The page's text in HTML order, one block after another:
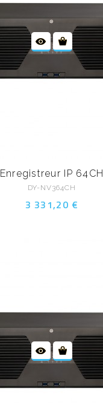
Enregistreur IP 64CH
DY-NV364CH
3 331,20 €